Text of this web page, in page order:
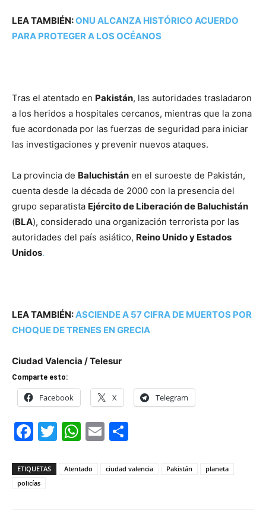
LEA TAMBIÉN:ONU ALCANZA HISTÓRICO ACUERDO
PARA PROTEGER A LOS OCÉANOS
Tras el atentado en Pakistán, las autoridades trasladaron
a los heridos a hospitales cercanos, mientras que la zona
fue acordonada por las fuerzas de seguridad para iniciar
las investigaciones y prevenir nuevos ataques.
La provincia de Baluchistán en el suroeste de Pakistán,
cuenta desde la década de 2000 con la presencia del
grupo separatista Ejército de Liberación de Baluchistán
(BLA), considerado una organización terrorista por las
autoridades del país asiático, Reino Unido y Estados
Unidos.
LEA TAMBIÉN:ASCIENDE A 57 CIFRA DE MUERTOS POR
CHOQUE DE TRENES EN GRECIA
Ciudad Valencia / Telesur
Comparte esto:
Facebook X Telegram
Facebook
Twitter
WhatsApp
Email
ETIQUETAS Atentado ciudad valencia Pakistán
planeta
policías